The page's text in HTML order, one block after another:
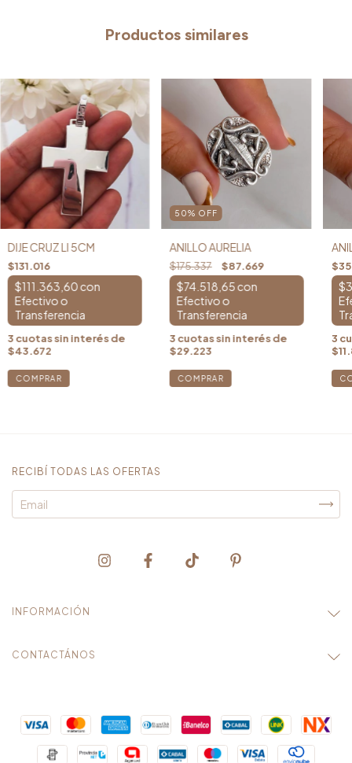
Productos similares
DIJE CRUZ LI 5CM
$131.016
$111.363,60con
3cuotas sin interés de
$43.672
50% OFF
ANILLO AURELIA
$175.337 $87.669
$74.518,65con
3cuotas sin interés de
$29.223
COMPRAR
3
RECIBÍ TODAS LAS OFERTAS
INFORMACIÓN
CONTACTÁNOS